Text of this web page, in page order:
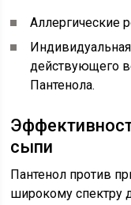
Аллергические
действующего
Пантенола.
сыпи
Пантенол против
широкому спектру